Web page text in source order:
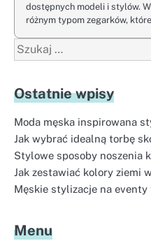
dostępnych modeli i stylów.
różnym typom zegarków,
Szukaj:
Ostatnie wpisy
Moda męska inspirowana
Jak wybrać idealną torbę
Stylowe sposoby noszenia
Jak zestawiać kolory ziemi
Męskie stylizacje na
Menu